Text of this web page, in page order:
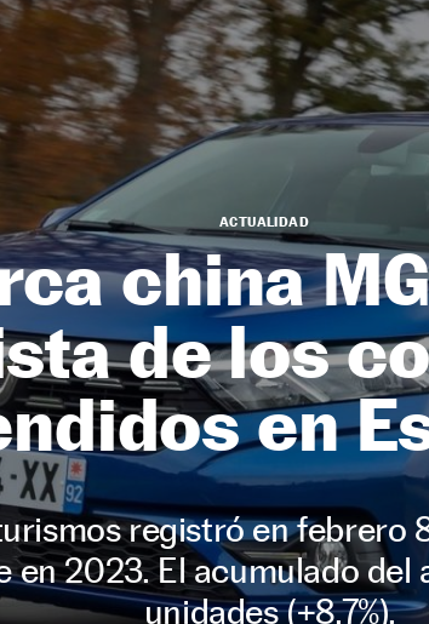
ACTUALIDAD
china
de los
en
registró en febrero
en 2023. El acumulado del
unidades (+8,7%).